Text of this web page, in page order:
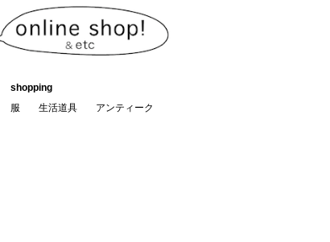
shopping
服
生活道具 アンティーク